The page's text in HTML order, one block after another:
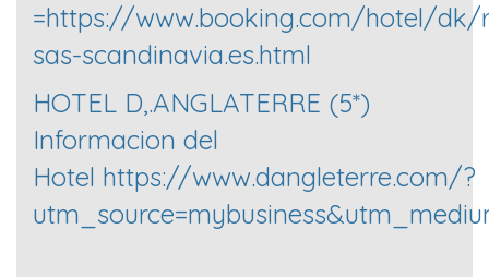
=https://www.booking.com/hotel/dk/
sas-scandinavia.es.html
HOTEL D,.ANGLATERRE (5*)
Informacion del
Hotel https://www.dangleterre.com/?